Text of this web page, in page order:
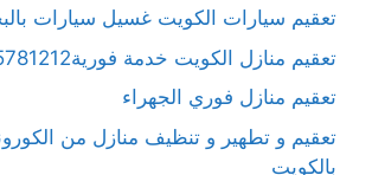
تعقيم سيارات الكويت غسيل سيارات
تعقيم منازل الكويت خدمة فورية65781212
تعقيم منازل فوري الجهراء
تعقيم و تطهير و تنظيف منازل من
بالكويت